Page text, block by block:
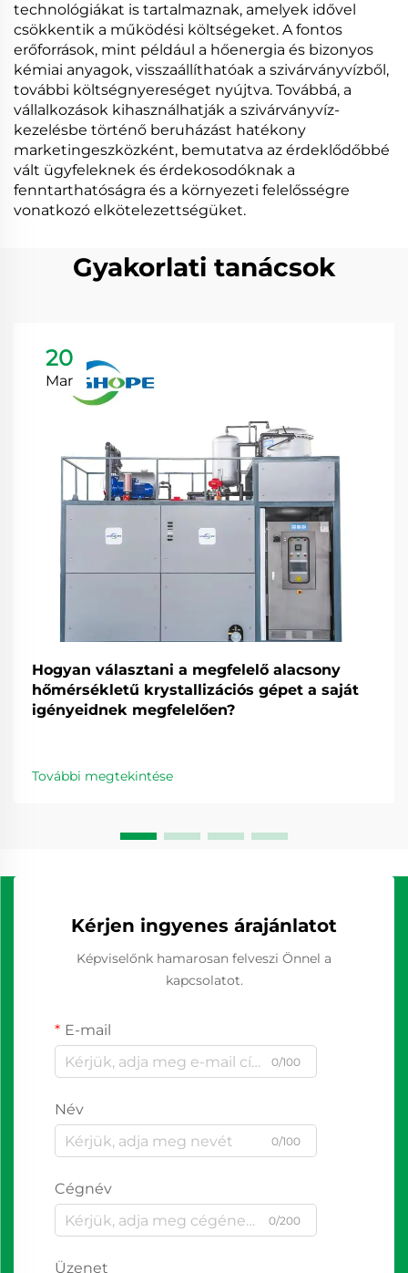
technológiákat is tartalmaznak, amelyek idővel
csökkentik a működési költségeket. A fontos
erőforrások, mint például a hőenergia és bizonyos
kémiai anyagok, visszaállíthatóak a szivárványvízből,
további költségnyereséget nyújtva. Továbbá, a
vállalkozások kihasználhatják a szivárványvíz-
kezelésbe történő beruházást hatékony
marketingeszközként, bemutatva az érdeklődőbbé
vált ügyfeleknek és érdekosodóknak a
fenntarthatóságra és a környezeti felelősségre
vonatkozó elkötelezettségüket.
Gyakorlati tanácsok
20
Mar
Hogyan választani a megfelelő alacsony
hőmérsékletű krystallizációs gépet a saját
igényeidnek megfelelően?
További megtekintése
Kérjen ingyenes árajánlatot
Képviselőnk hamarosan felveszi Önnel a
kapcsolatot.
E-mail
0/100
Név
0/100
Cégnév
0/200
Üzenet